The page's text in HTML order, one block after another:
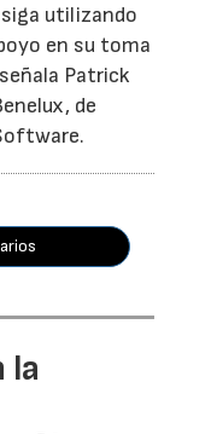
siga utilizando
en su toma
Patrick
de
la